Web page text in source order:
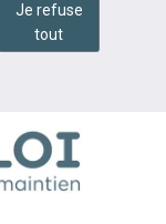
Je refuse
tout